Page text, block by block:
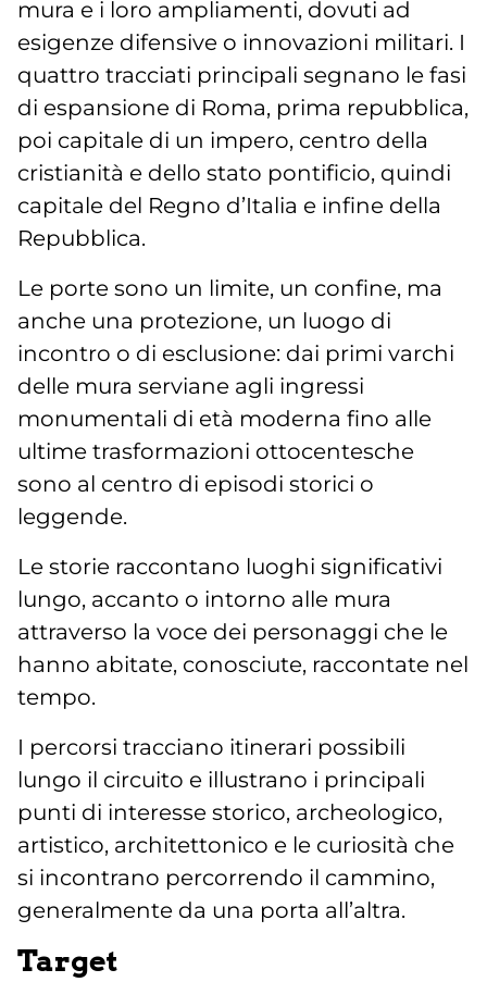
mura e i loro ampliamenti, dovuti ad
esigenze difensive o innovazioni militari. I
quattro tracciati principali segnano le fasi
di espansione di Roma, prima repubblica,
poi capitale di un impero, centro della
cristianità e dello stato pontificio, quindi
capitale del Regno d’Italia e infine della
Repubblica.
Le porte sono un limite, un confine, ma
anche una protezione, un luogo di
incontro o di esclusione: dai primi varchi
delle mura serviane agli ingressi
monumentali di età moderna fino alle
ultime trasformazioni ottocentesche
sono al centro di episodi storici o
leggende.
Le storie raccontano luoghi significativi
lungo, accanto o intorno alle mura
attraverso la voce dei personaggi che le
hanno abitate, conosciute, raccontate nel
tempo.
I percorsi tracciano itinerari possibili
lungo il circuito e illustrano i principali
punti di interesse storico, archeologico,
artistico, architettonico e le curiosità che
si incontrano percorrendo il cammino,
generalmente da una porta all’altra.
Target